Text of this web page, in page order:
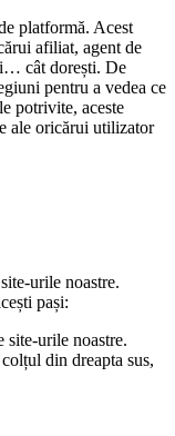
platformă. Acest
afiliat, agent de
cât dorești. De
pentru a vedea ce
potrivite, aceste
ale oricărui utilizator
urile noastre.
pași:
site-urile noastre.
din dreapta sus,